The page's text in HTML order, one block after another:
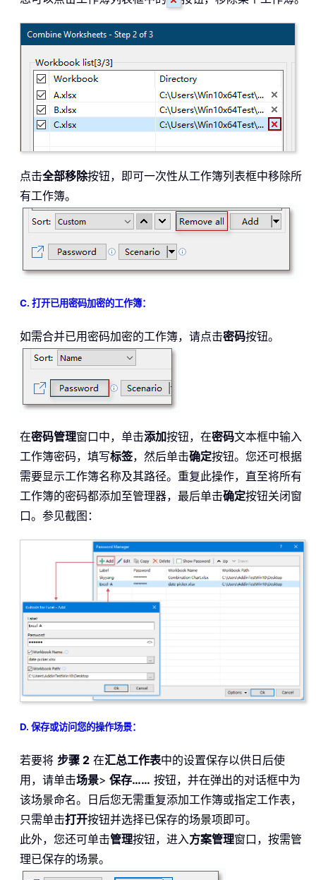
点击全部移除按钮，即可一次性从工作簿列表框中移除所
有工作簿。
C. 打开已用密码加密的工作簿：
如需合并已用密码加密的工作簿，请点击密码按钮。
在密码管理窗口中，单击添加按钮，在密码文本框中输入
工作簿密码，填写标签，然后单击确定按钮。您还可根据
需要显示工作簿名称及其路径。重复此操作，直至将所有
工作簿的密码都添加至管理器，最后单击确定按钮关闭窗
口。参见截图：
D. 保存或访问您的操作场景：
若要将 步骤 2 在汇总工作表中的设置保存以供日后使
用，请单击场景> 保存…… 按钮，并在弹出的对话框中为
该场景命名。日后您无需重复添加工作簿或指定工作表，
只需单击打开按钮并选择已保存的场景项即可。
此外，您还可单击管理按钮，进入方案管理窗口，按需管
理已保存的场景。